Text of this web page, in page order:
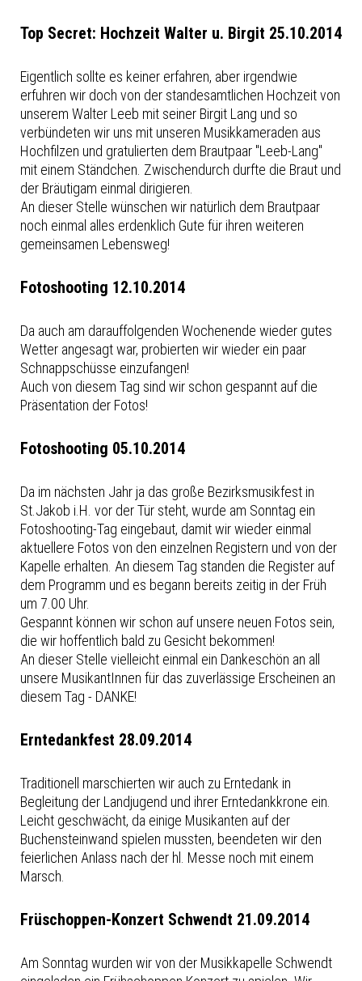
Top Secret: Hochzeit Walter u. Birgit 25.10.2014
Eigentlich sollte es keiner erfahren, aber irgendwie
erfuhren wir doch von der standesamtlichen Hochzeit von
unserem Walter Leeb mit seiner Birgit Lang und so
verbündeten wir uns mit unseren Musikkameraden aus
Hochfilzen und gratulierten dem Brautpaar "Leeb-Lang"
mit einem Ständchen. Zwischendurch durfte die Braut und
der Bräutigam einmal dirigieren.
An dieser Stelle wünschen wir natürlich dem Brautpaar
noch einmal alles erdenklich Gute für ihren weiteren
gemeinsamen Lebensweg!
Fotoshooting 12.10.2014
Da auch am darauffolgenden Wochenende wieder gutes
Wetter angesagt war, probierten wir wieder ein paar
Schnappschüsse einzufangen!
Auch von diesem Tag sind wir schon gespannt auf die
Präsentation der Fotos!
Fotoshooting 05.10.2014
Da im nächsten Jahr ja das große Bezirksmusikfest in
St.Jakob i.H. vor der Tür steht, wurde am Sonntag ein
Fotoshooting-Tag eingebaut, damit wir wieder einmal
aktuellere Fotos von den einzelnen Registern und von der
Kapelle erhalten. An diesem Tag standen die Register auf
dem Programm und es begann bereits zeitig in der Früh
um 7.00 Uhr.
Gespannt können wir schon auf unsere neuen Fotos sein,
die wir hoffentlich bald zu Gesicht bekommen!
An dieser Stelle vielleicht einmal ein Dankeschön an all
unsere MusikantInnen für das zuverlässige Erscheinen an
diesem Tag - DANKE!
Erntedankfest 28.09.2014
Traditionell marschierten wir auch zu Erntedank in
Begleitung der Landjugend und ihrer Erntedankkrone ein.
Leicht geschwächt, da einige Musikanten auf der
Buchensteinwand spielen mussten, beendeten wir den
feierlichen Anlass nach der hl. Messe noch mit einem
Marsch.
Früschoppen-Konzert Schwendt 21.09.2014
Am Sonntag wurden wir von der Musikkapelle Schwendt